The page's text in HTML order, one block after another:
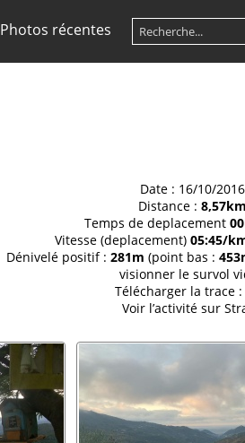
Photos récentes
Date : 16/10/2016
Distance : 8,57km
Temps de deplacement
Vitesse (deplacement) 05:45/
Dénivelé positif : 281m (point bas :
visionner le survol
Télécharger la trace :
Voir l’activité sur